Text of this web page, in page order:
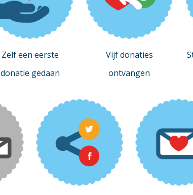
Zelf een eerste
donatie gedaan
Vijf donaties
ontvangen